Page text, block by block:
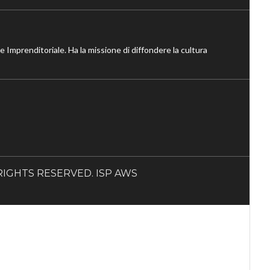
Ha la missione di diffondere la cultura
RESERVED. ISP AWS